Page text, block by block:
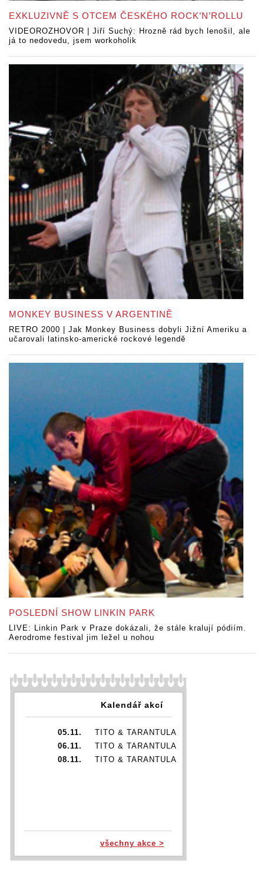
EXKLUZIVNĚ S OTCEM ČESKÉHO ROCK’N’ROLLU
VIDEOROZHOVOR | Jiří Suchý: Hrozně rád bych lenošil, ale
já to nedovedu, jsem workoholik
MONKEY BUSINESS V ARGENTINĚ
RETRO 2000 | Jak Monkey Business dobyli Jižní Ameriku a
učarovali latinsko-americké rockové legendě
POSLEDNÍ SHOW LINKIN PARK
LIVE: Linkin Park v Praze dokázali, že stále kralují pódiím.
Aerodrome festival jim ležel u nohou
Kalendář akcí
05.11.
TITO & TARANTULA
06.11.
TITO & TARANTULA
08.11.
TITO & TARANTULA
všechny akce >